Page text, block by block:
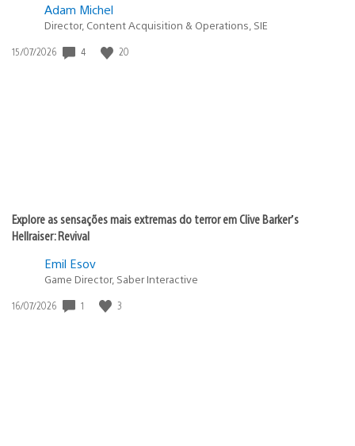
Adam Michel
Director, Content Acquisition & Operations, SIE
Data
15/07/2026 4 20
Explore as sensações mais extremas do terror em Clive Barker’s
Hellraiser: Revival
Emil Esov
Game Director, Saber Interactive
Data
16/07/2026 1 3